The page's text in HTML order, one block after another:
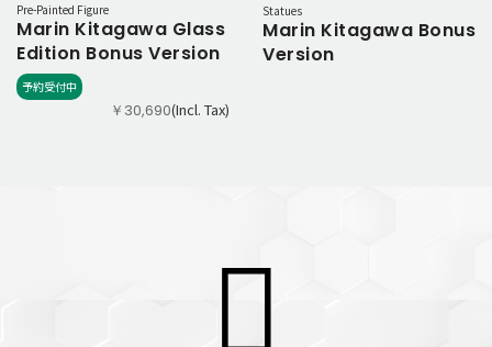
Pre-Painted Figure
Marin Kitagawa Glass
Edition Bonus Version
予約受付中
￥30,690(Incl. Tax)
Statues
Marin Kitagawa Bonus
Version